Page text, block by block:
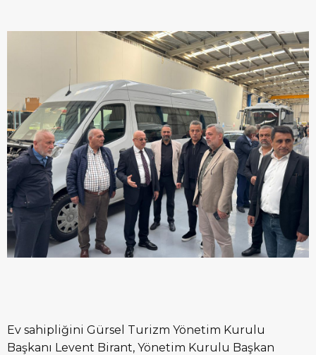
Ev sahipliğini Gürsel Turizm Yönetim Kurulu
Başkanı Levent Birant, Yönetim Kurulu Başkan